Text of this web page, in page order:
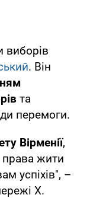
виборів
. Він
та
перемоги.
Вірменії,
права жити
успіхів", –
Х.